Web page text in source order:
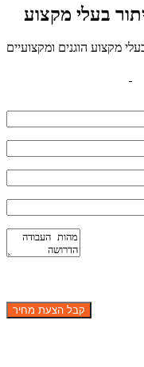
בעלי מקצוע
מקצוע הוגנים ומקצועיים